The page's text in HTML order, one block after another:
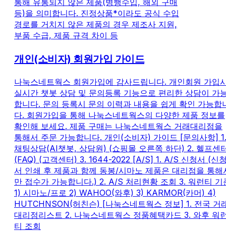
통해 유통되지 않은 제품(병행수입, 해외 구매
등)을 의미합니다. 진정상품*이라도 공식 수입
경로를 거치지 않은 제품의 경우 제조사 지원,
부품 수급, 제품 규격 차이 등
개인(소비자) 회원가입 가이드
나눅스네트웍스 회원가입에 감사드립니다. 개인회원 가입
실시간 챗봇 상담 및 문의등록 기능으로 편리한 상담이 가
합니다. 문의 등록시 문의 이력과 내용을 쉽게 확인 가능합
다. 회원가입을 통해 나눅스네트웍스의 다양한 제품 정보를
확인해 보세요. 제품 구매는 나눅스네트웍스 거래대리점을
통해서 주문 가능합니다. 개인(소비자) 가이드 [문의사항] 1.
채팅상담(AI챗봇, 상담원) (쇼핑몰 오른쪽 하단) 2. 헬프센
(FAQ) (고객센터) 3. 1644-2022 [A/S] 1. A/S 신청서 (신
서 인쇄 후 제품과 함께 동봉/시마노 제품은 대리점을 통해
만 접수가 가능합니다.) 2. A/S 처리현황 조회 3. 워런티 기
1) 시마노/프로 2) WAHOO(와후) 3) KARMOR(카머) 4)
HUTCHNSON(허친슨) [나눅스네트웍스 정보] 1. 전국 거
대리점리스트 2. 나눅스네트웍스 정품혜택카드 3. 와후 워
티 조회